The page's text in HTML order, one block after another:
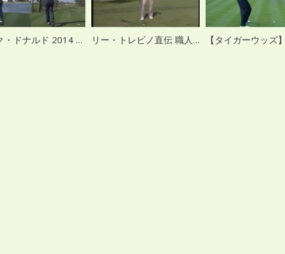
ルーク・ドナルド 2014 アイアン＆ドライバーショット スロー再生 リー・トレビノ直伝 職人技ゴルフレッスン